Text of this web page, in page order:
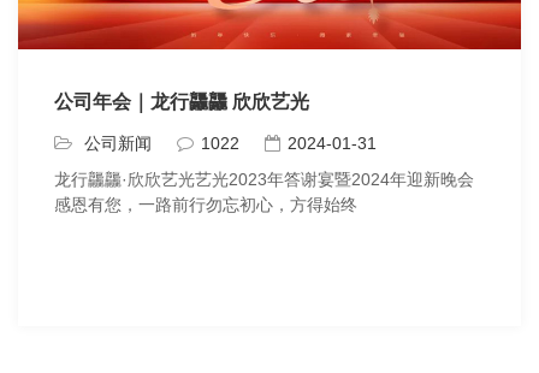
公司年会｜龙行龘龘 欣欣艺光
公司新闻 1022
2024-01-31
龙行龘龘·欣欣艺光艺光2023年答谢宴暨2024年迎新晚会
感恩有您，一路前行勿忘初心，方得始终